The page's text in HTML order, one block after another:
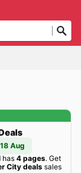
Aug
has4 pages. Get
City dealssales